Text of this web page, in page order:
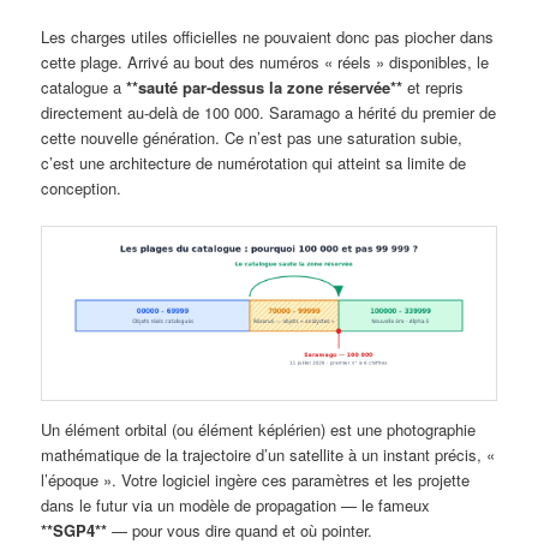
Les charges utiles officielles ne pouvaient donc pas piocher dans
cette plage. Arrivé au bout des numéros « réels » disponibles, le
catalogue a**sauté par-dessus la zone réservée** et repris
directement au-delà de 100 000. Saramago a hérité du premier de
cette nouvelle génération. Ce n’est pas une saturation subie,
c’est une architecture de numérotation qui atteint sa limite de
conception.
Un élément orbital (ou élément képlérien) est une photographie
mathématique de la trajectoire d’un satellite à un instant précis, «
l’époque ». Votre logiciel ingère ces paramètres et les projette
dans le futur via un modèle de propagation — le fameux
**SGP4** — pour vous dire quand et où pointer.